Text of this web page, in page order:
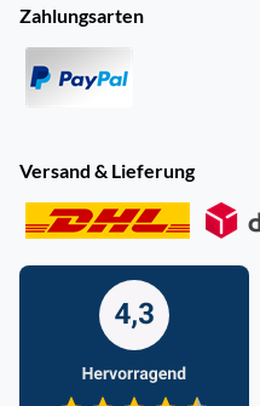
Zahlungsarten
Versand & Lieferung